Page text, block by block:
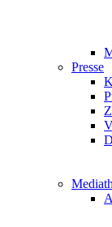
Presse